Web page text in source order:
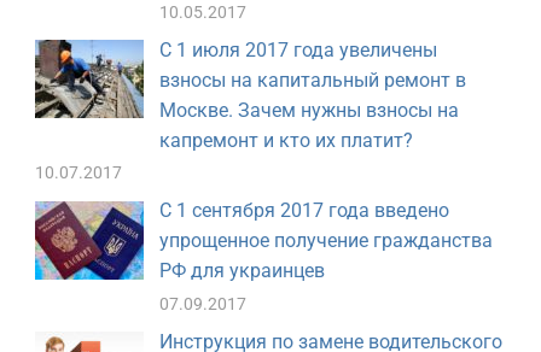
10.05.2017
С 1 июля 2017 года увеличены
взносы на капитальный ремонт в
Москве. Зачем нужны взносы на
капремонт и кто их платит?
10.07.2017
С 1 сентября 2017 года введено
упрощенное получение гражданства
РФ для украинцев
07.09.2017
Инструкция по замене водительского